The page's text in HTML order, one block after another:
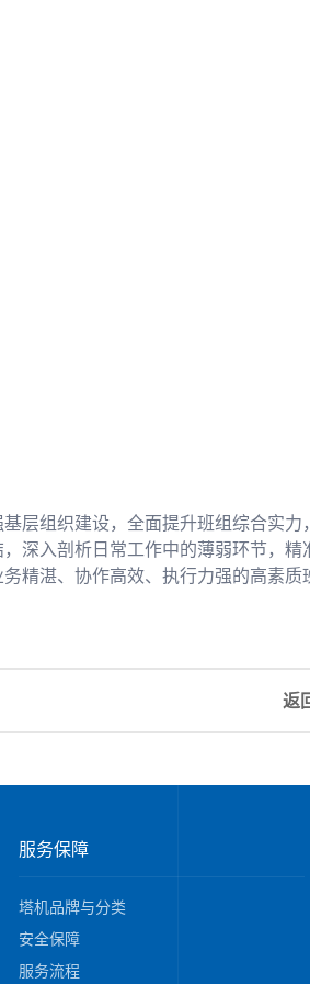
层组织建设，全面提升班组综合实
深入剖析日常工作中的薄弱环节，
精湛、协作高效、执行力强的高素
返
服务保障
塔机品牌与分类
安全保障
服务流程